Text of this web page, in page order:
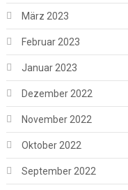
März 2023
Februar 2023
Januar 2023
Dezember 2022
November 2022
Oktober 2022
September 2022